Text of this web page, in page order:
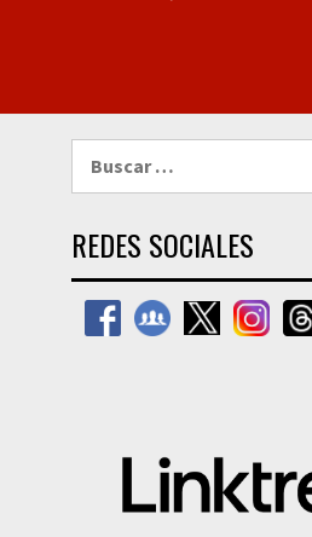
REDES SOCIALES